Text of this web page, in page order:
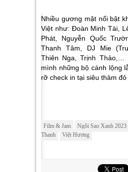
Nhiều gương mặt nổi bật
Việt như: Đoàn Minh Tài,
Phát, Nguyễn Quốc
Thanh Tâm, DJ Mie
Thiên Nga, Trịnh Thảo,…
mình những bộ cánh lộng
rỡ check in tại siêu thảm đỏ
Film & Jam Ngôi Sao Xanh 2023
Thanh
Việt Hương